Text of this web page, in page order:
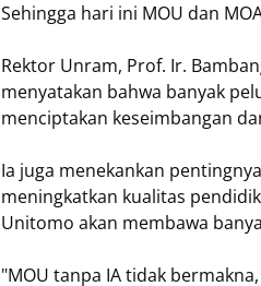
Sehingga hari ini MOU dan
Rektor Unram, Prof. Ir.
menyatakan bahwa banyak
menciptakan keseimbangan
Ia juga menekankan
meningkatkan kualitas
Unitomo akan membawa
"MOU tanpa IA tidak